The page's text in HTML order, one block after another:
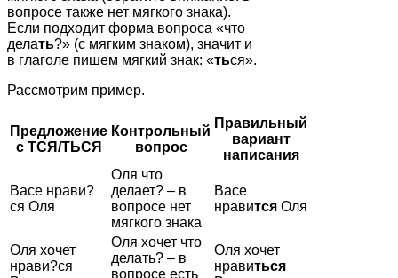
вопросе также нет мягкого знака).
Если подходит форма вопроса «что
делать?» (с мягким знаком), значит и
в глаголе пишем мягкий знак: «ться».
Рассмотрим пример.
Предложение
с ТСЯ/ТЬСЯ
Контрольный
вопрос
Правильный
вариант
написания
Васе нрави?
ся Оля
Оля что
делает? – в
вопросе нет
мягкого знака
Васе
нравится Оля
Оля хочет
нрави?ся
Оля хочет что
делать? – в
вопросе есть
Оля хочет
нравиться